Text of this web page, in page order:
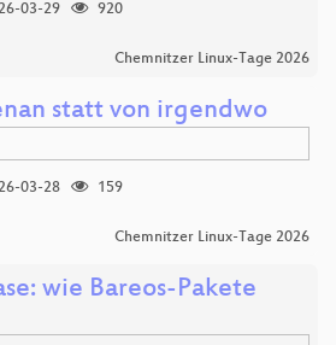
03-29
920
Chemnitzer Linux-Tage 2026
statt von irgendwo
03-28
159
Chemnitzer Linux-Tage 2026
wie Bareos-Pakete